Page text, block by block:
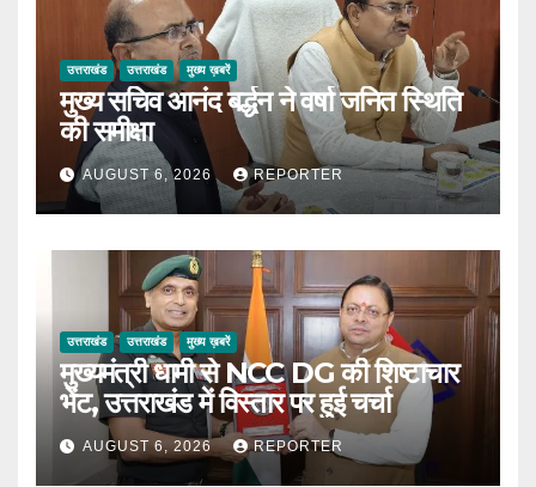
उत्तराखंड उत्तराखंड मुख्य ख़बरें
मुख्य सचिव आनंद बर्द्धन ने वर्षा जनित स्थिति
की समीक्षा
AUGUST 6, 2026 REPORTER
उत्तराखंड उत्तराखंड मुख्य ख़बरें
मुख्यमंत्री धामी से NCC DG की शिष्टाचार
भेंट, उत्तराखंड में विस्तार पर हुई चर्चा
AUGUST 6, 2026 REPORTER